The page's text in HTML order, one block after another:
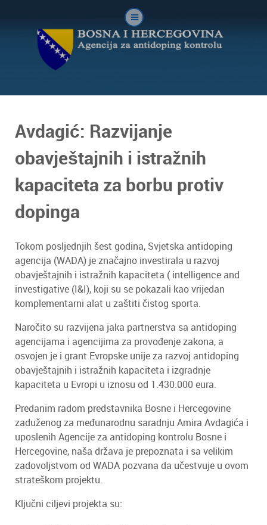
Avdagić: Razvijanje
obavještajnih i istražnih
kapaciteta za borbu protiv
dopinga
Tokom posljednjih šest godina, Svjetska antidoping
agencija (WADA) je značajno investirala u razvoj
obavještajnih i istražnih kapaciteta ( intelligence and
investigative (I&I), koji su se pokazali kao vrijedan
komplementarni alat u zaštiti čistog sporta.
Naročito su razvijena jaka partnerstva sa antidoping
agencijama i agencijima za provođenje zakona, a
osvojen je i grant Evropske unije za razvoj antidoping
obavještajnih i istražnih kapaciteta i izgradnje
kapaciteta u Evropi u iznosu od 1.430.000 eura.
Predanim radom predstavnika Bosne i Hercegovine
zaduženog za međunarodnu saradnju Amira Avdagića i
uposlenih Agencije za antidoping kontrolu Bosne i
Hercegovine, naša država je prepoznata i sa velikim
zadovoljstvom od WADA pozvana da učestvuje u ovom
strateškom projektu.
Ključni ciljevi projekta su: